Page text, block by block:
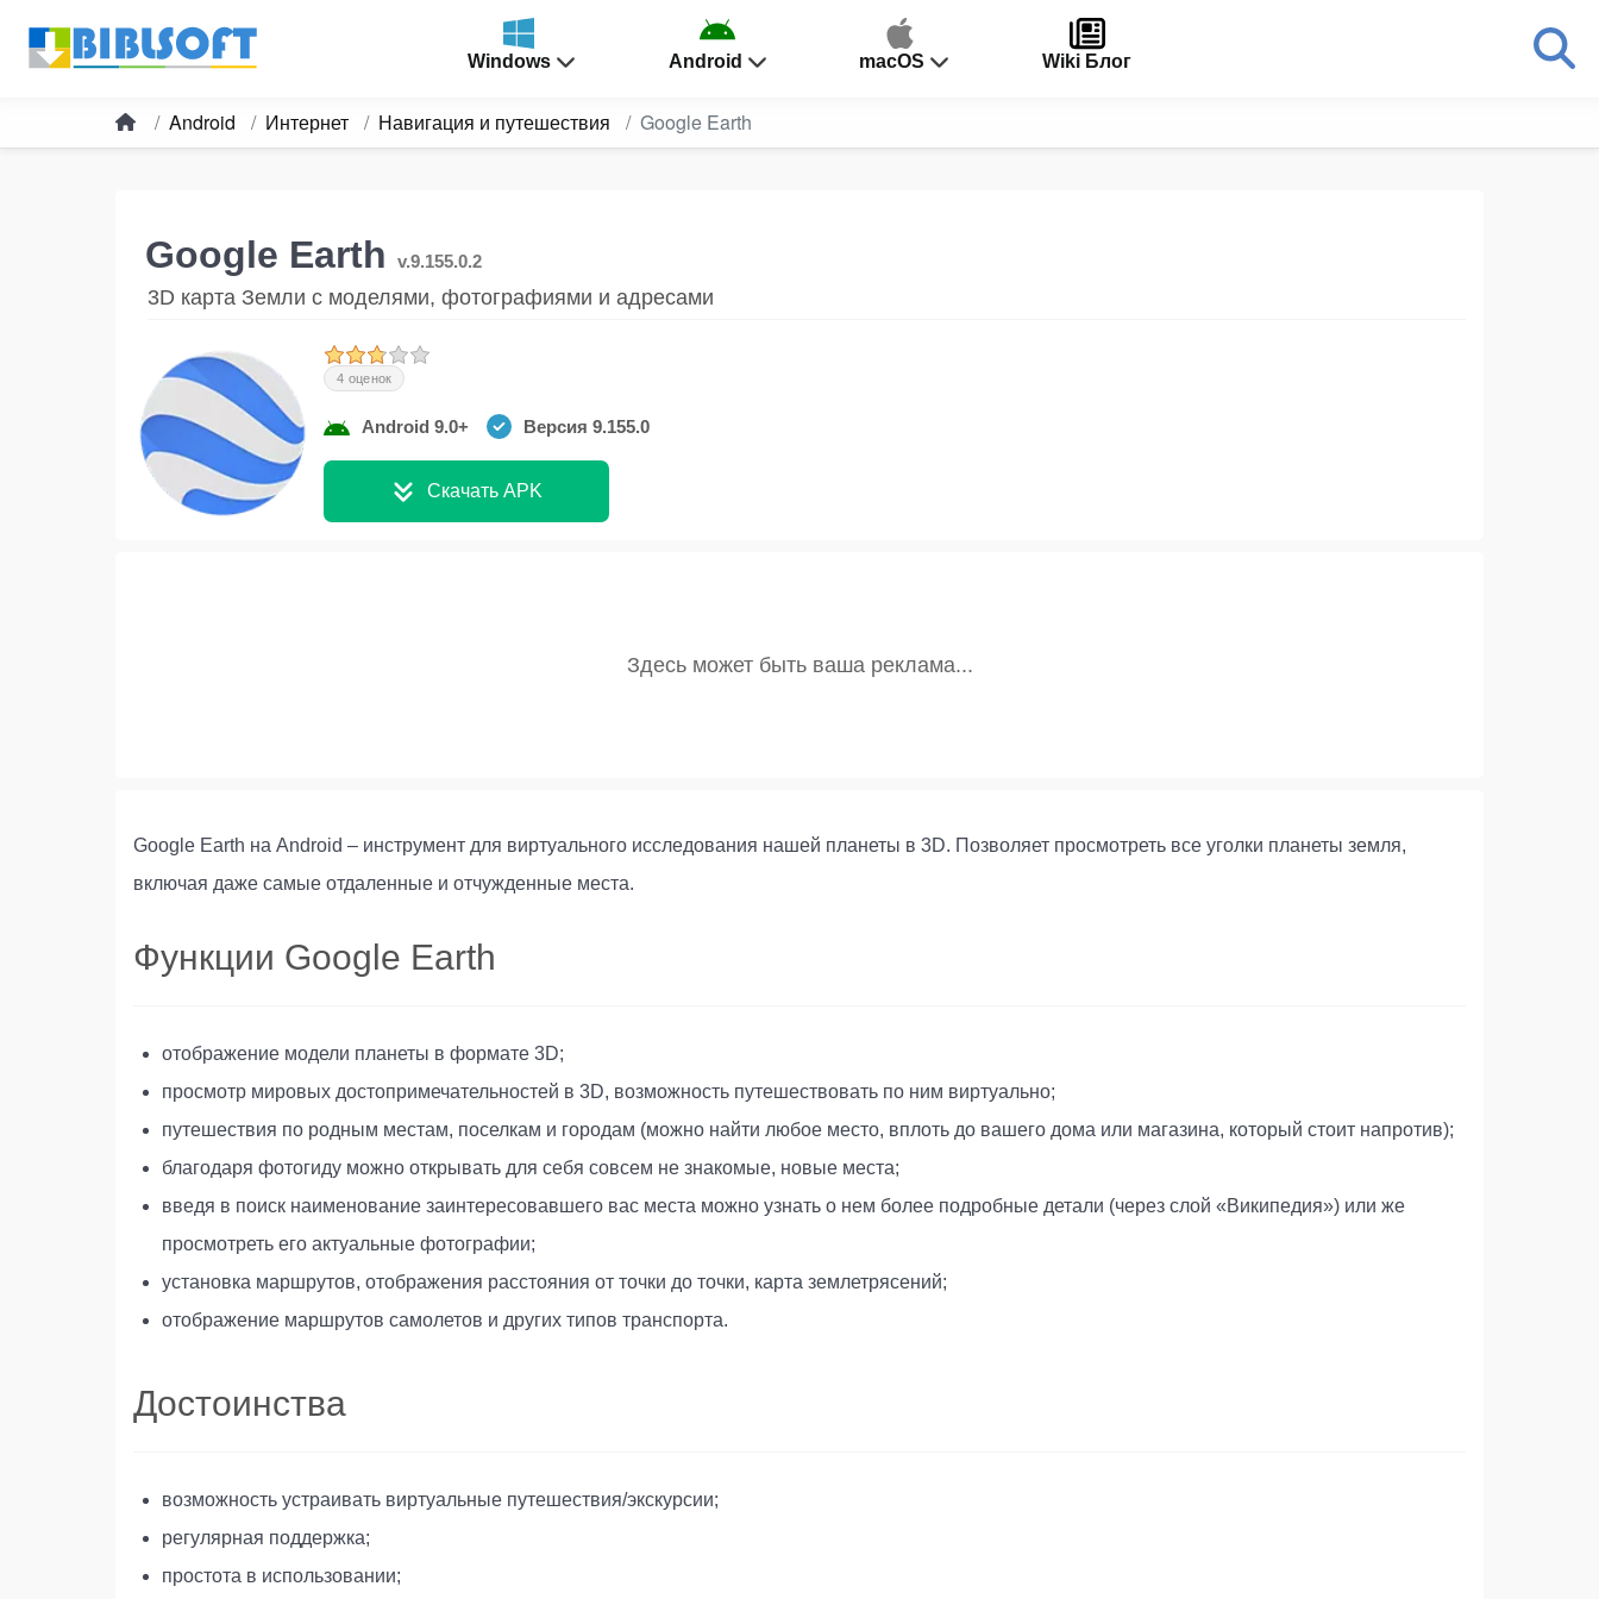
Windows Android macOS Wiki Блог
Android Интернет Навигация и путешествия Google Earth
Google Earth v.9.155.0.2
3D карта Земли с моделями, фотографиями и адресами
4 оценок
Android 9.0+ Версия 9.155.0
Скачать APK
Google Earth на Android – инструмент для виртуального исследования нашей планеты в 3D. Позволяет просмотреть все уголки планеты земля,
включая даже самые отдаленные и отчужденные места.
Функции Google Earth
отображение модели планеты в формате 3D;
просмотр мировых достопримечательностей в 3D, возможность путешествовать по ним виртуально;
путешествия по родным местам, поселкам и городам (можно найти любое место, вплоть до вашего дома или магазина, который стоит напротив);
благодаря фотогиду можно открывать для себя совсем не знакомые, новые места;
введя в поиск наименование заинтересовавшего вас места можно узнать о нем более подробные детали (через слой «Википедия») или же
просмотреть его актуальные фотографии;
установка маршрутов, отображения расстояния от точки до точки, карта землетрясений;
отображение маршрутов самолетов и других типов транспорта.
Достоинства
возможность устраивать виртуальные путешествия/экскурсии;
регулярная поддержка;
простота в использовании;